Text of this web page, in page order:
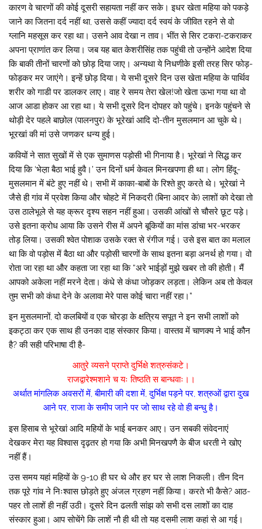
कारण वे चारणों की कोई दूसरी सहायता नहीं कर सके। इधर खेता महिया को पकड़े
जाने का जितना दर्द नहीं था, उससे कहीं ज्यादा दर्द स्वयं के जीवित रहने से वो
ग्लानि महसूस कर रहा था। उसने आव देखा न ताव। भींत से सिर टकरा-टकराकर
अपना प्राणांत कर लिया। जब यह बात केशरीसिंह तक पहुंची तो उन्होंने आदेश दिया
कि बाकी तीनों चारणों को छोड़ दिया जाए। अन्यथा ये निधणीके इसी तरह सिर फोड़-
फोड़कर मर जाएंगे। इन्हें छोड़ दिया। ये सभी दूसरे दिन उस खेता महिया के पार्थिव
शरीर को गाडी पर डालकर लाए। वाह रे समय तेरा खेल!जो खेता ऊभा गया था वो
आज आडा होकर आ रहा था। ये सभी दूसरे दिन दोपहर को पहुंचे। इनके पहुंचने से
थोड़ी देर पहले बाछोल (पालनपुर) के भूरेखां आदि दो-तीन मुसलमान आ चुके थे।
भूरखां की मां उसे जणकर धन्य हुई।
कवियों ने सात सुखों में से एक सुमाणस पड़ोसी भी गिनाया है। भूरेखां ने सिद्ध कर
दिया कि ‘भेल़ा बैठा भाई हुवै।’ उन दिनों धर्म केवल मिनखपणा ही था। लोग हिंदू-
मुसलमान में बंटे हुए नहीं थे। सभी में काका-बाबों के रिश्ते हुए करते थे। भूरेखां ने
जैसे ही गांव में प्रवेश किया और चोहटे में निकदरी (बिना आदर के) लाशों को देखा तो
उस ठालेभूले से यह क्रूर दृश्य सहन नहीं हुआ। उसकी आंखों से चौसरे छूट पड़े।
उसे इतना क्रोध आया कि उसने रीस में अपने बूकियों का मांस डांचा भर-भरकर
तोड़ लिया। उसकी श्वेत पोशाक उसके रक्त से रंगीज गई। उसे इस बात का मलाल
था कि वो पड़ोस में बैठा था और पड़ोसी चारणों के साथ इतना बड़ा अनर्थ हो गया। वो
रोता जा रहा था और कहता जा रहा था कि “अरे भाईड़ों मुझे खबर तो की होती। मैं
आपको अकेला नहीं मरने देता। कंधे से कंधा जोड़कर लड़ता। लेकिन अब तो केवल
तुम सभी को कंधा देने के अलावा मेरे पास कोई चारा नहीं रहा।”
इन मुसलमानों, दो कलबियों व एक चोरड़ा के क्षत्रिय सपूत ने इन सभी लाशों को
इकट्ठा कर एक साथ ही उनका दाह संस्कार किया। वास्तव में चाणक्य ने भाई कौन
है? की सही परिभाषा दी है-
आतुरे व्यसने प्राप्ते दुर्भिक्षे शत्रुसंकटे।
राजद्वारेश्मशाने च यः तिष्ठति स बान्धवाः।।
अर्थात मांगलिक अवसरों में, बीमारी की दशा में, दुर्भिक्ष पड़ने पर, शत्रुओं द्वारा दुख
आने पर, राजा के समीप जाने पर जो साथ रहे वो ही बन्धु है।
इस हिसाब से भूरेखां आदि महियों के भाई बनकर आए। उन सबकी संवेदनाएं
देखकर मेरा यह विश्वास दृढ़तर हो गया कि अभी मिनखपणै के बीज धरती ने खोए
नहीं हैं।
उस समय यहां महियों के 9-10 ही घर थे और हर घर से लाश निकली। तीन दिन
तक पूरे गांव ने निःश्वास छोड़ते हुए अंजल ग्रहण नहीं किया। करते भी कैसे? आठ-
पहर तो लाशें ही नहीं उठी। दूसरे दिन ढलती सांझ को सभी दस लाशों का दाह
संस्कार हुआ। आप सोचेंगे कि लाशें नौ ही थी तो यह दसमी लाश कहां से आ गई।